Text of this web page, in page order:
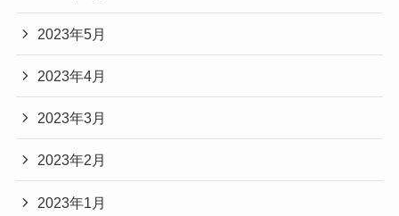
2023年5月
2023年4月
2023年3月
2023年2月
2023年1月